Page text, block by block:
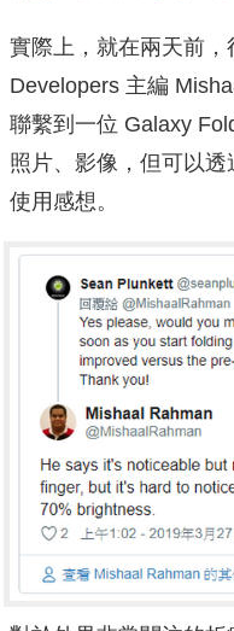
實際上，就在兩天前
Developers 主編
聯繫到一位 Galaxy
照片、影像，但可以
使用感想。